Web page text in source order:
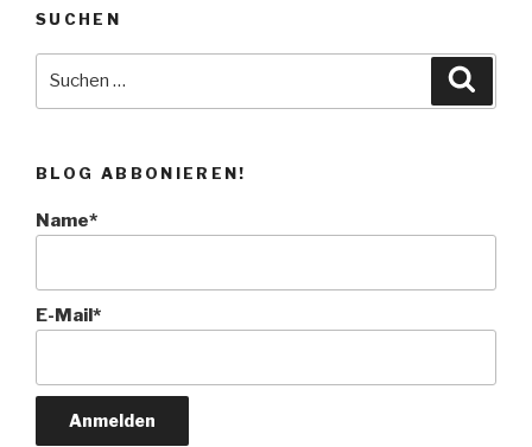
SUCHEN
BLOG ABBONIEREN!
Name*
E-Mail*